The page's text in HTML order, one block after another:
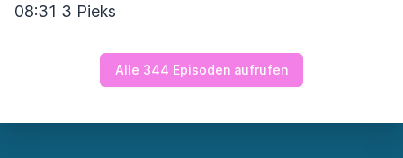
08:31 3 Pieks
Alle 344 Episoden aufrufen